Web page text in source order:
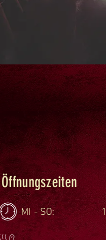
Öffnungszeiten
MI - SO: